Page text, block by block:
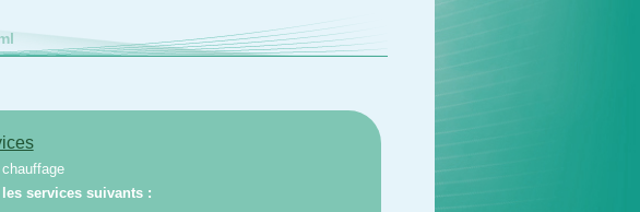
services suivants :